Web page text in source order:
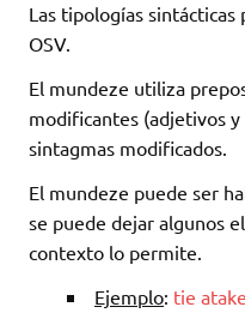
Las tipologías
OSV.
El mundeze utiliza
modificantes (adjetivos
sintagmas modificados.
El mundeze puede ser
se puede dejar algunos
contexto lo permite.
Ejemplo: tie atake